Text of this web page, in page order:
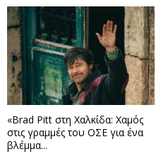
«Brad Pitt στη Χαλκίδα: Χαμός
στις γραμμές του ΟΣΕ για ένα
βλέμμα...